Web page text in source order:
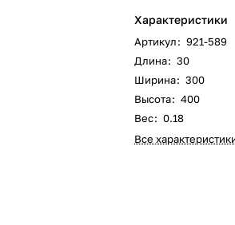
Характеристики
Артикул: 921-589
Длина: 30
Ширина: 300
Высота: 400
Вес: 0.18
Все
Оплачивайте сегодня только
% картой любого банка
Получайте товарвыбранный